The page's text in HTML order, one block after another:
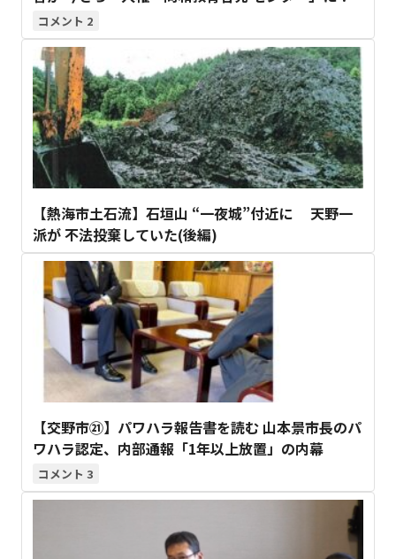
2
【熱海市土石流】石垣山 “一夜城”付近に 天野一
派が 不法投棄していた(後編)
【交野市㉑】パワハラ報告書を読む 山本景市長のパ
ワハラ認定、内部通報「1年以上放置」の内幕
3